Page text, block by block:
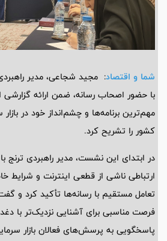
شما و اقتصاد: مجید شجاعی، مدیر
با حضور اصحاب رسانه، ضمن ارائه گزارشی
مهم‌ترین برنامه‌ها و چشم‌انداز خود در بازار
کشور را تشریح کرد.
در ابتدای این نشست، مدیر راهبردی ترنج
ارتباطی ناشی از قطعی اینترنت و شرایط
تعامل مستقیم با رسانه‌ها تأکید کرد و
فرصت مناسبی برای آشنایی نزدیک‌تر با
پاسخگویی به پرسش‌های فعالان بازار